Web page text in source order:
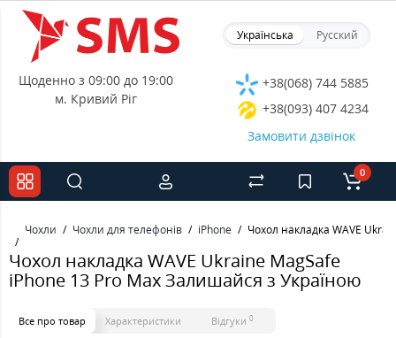
Українська Русский
Щоденно з 09:00 до 19:00
м. Кривий Ріг
+38(068) 744 5885
+38(093) 407 4234
Замовити дзвінок
0
Чохли Чохли для телефонів iPhone Чохол накладка WAVE
Чохол накладка WAVE Ukraine MagSafe
iPhone 13 Pro Max Залишайся з Україною
Все про товар Характеристики Відгуки 0